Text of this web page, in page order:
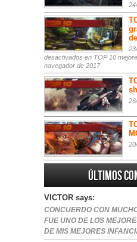
desactivados en TOP 10
navegador de 2017
Últimos
VICTOR says:
CONCUERDO CON
FUE UNO DE LOS
DE MIS MEJORES